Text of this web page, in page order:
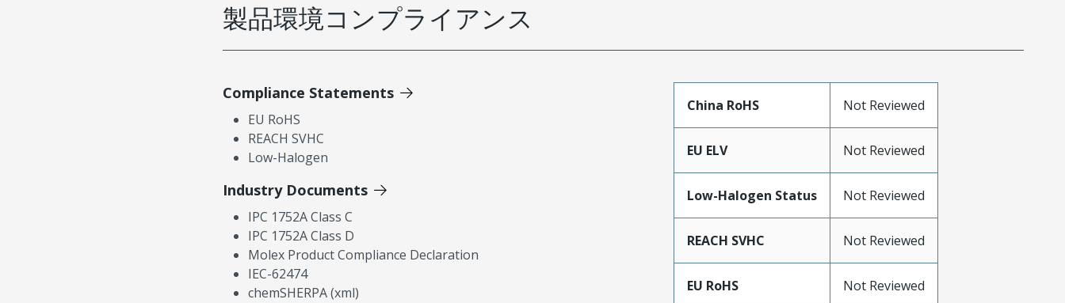
製品環境コンプライアンス
Compliance Statements
EU RoHS
REACH SVHC
Low-Halogen
Industry Documents
IPC 1752A Class C
IPC 1752A Class D
Molex Product Compliance Declaration
IEC-62474
chemSHERPA (xml)
China RoHS Not Reviewed
EU ELV Not Reviewed
Low-Halogen Status Not Reviewed
REACH SVHC Not Reviewed
EU RoHS Not Reviewed